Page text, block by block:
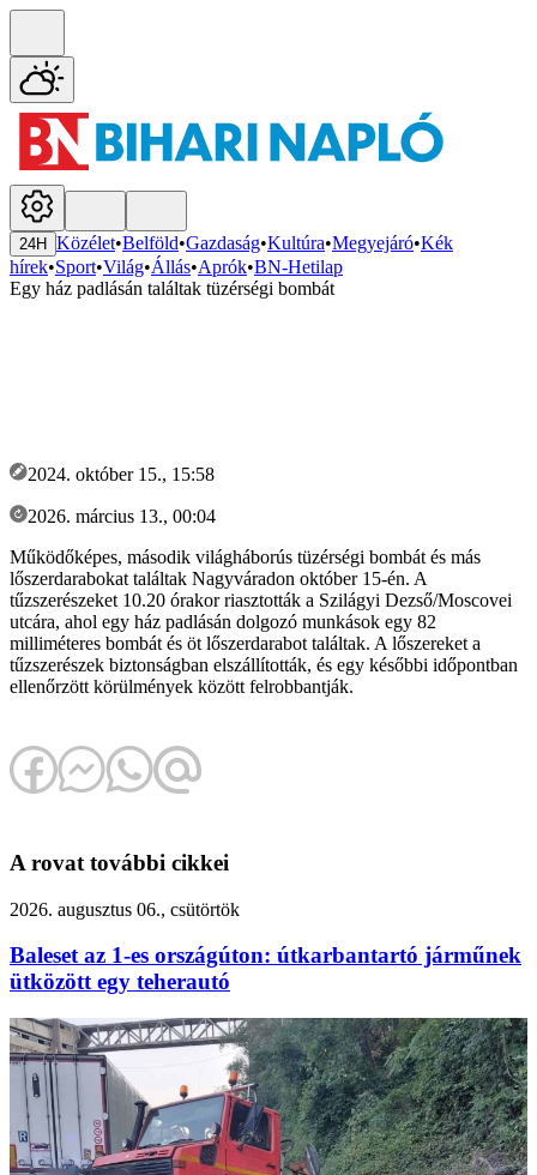
24H Közélet•Belföld•Gazdaság•Kultúra•Megyejáró•Kék
hírek•Sport•Világ•Állás•Aprók•BN-Hetilap
Egy ház padlásán találtak tüzérségi bombát
2024. október 15., 15:58
2026. március 13., 00:04
Működőképes, második világháborús tüzérségi bombát és más
lőszerdarabokat találtak Nagyváradon október 15-én. A
tűzszerészeket 10.20 órakor riasztották a Szilágyi Dezső/Moscovei
utcára, ahol egy ház padlásán dolgozó munkások egy 82
milliméteres bombát és öt lőszerdarabot találtak. A lőszereket a
tűzszerészek biztonságban elszállították, és egy későbbi időpontban
ellenőrzött körülmények között felrobbantják.
A rovat további cikkei
2026. augusztus 06., csütörtök
Baleset az 1-es országúton: útkarbantartó járműnek
ütközött egy teherautó